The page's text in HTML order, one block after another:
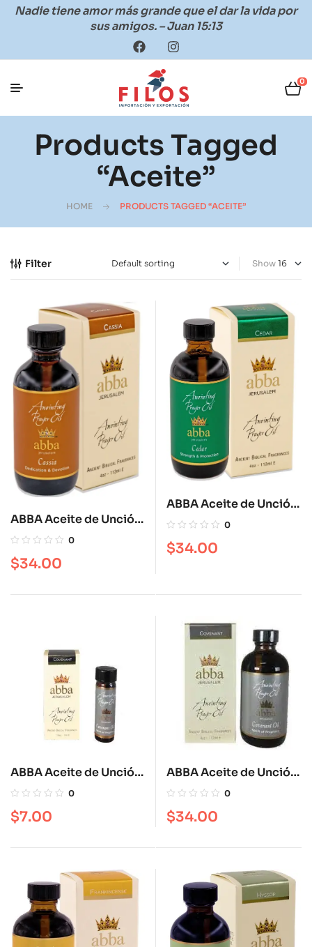
Nadie tiene amor más grande que el dar la vida por
sus amigos. – Juan 15:13
0
Products Tagged
“Aceite”
HOME PRODUCTS TAGGED “ACEITE”
Filter Show
ABBA Aceite de Unción
Cassia 4 oz
0
$34.00
ABBA Aceite de Unción
Cedar 4 oz0
$34.00
ABBA Aceite de Unción
Covenant 1/4 OZ
0
$7.00
ABBA Aceite de Unción
Covenat 4 oz
0
$34.00